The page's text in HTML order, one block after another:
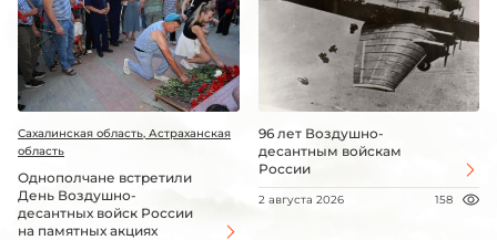
Сахалинская область, Астраханская
область
Однополчане встретили
День Воздушно-
десантных войск России
на памятных акциях
96 лет Воздушно-
десантным войскам
России
2 августа 2026 158